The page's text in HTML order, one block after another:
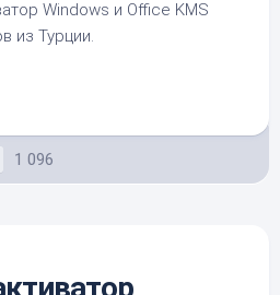
Windows и Office KMS
из Турции.
1 096